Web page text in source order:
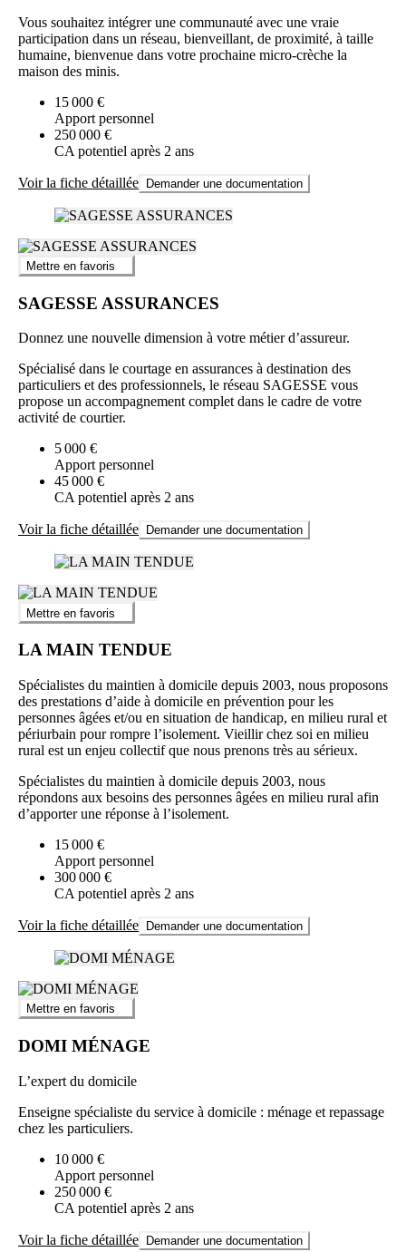
Vous souhaitez intégrer une communauté avec une vraie
participation dans un réseau, bienveillant, de proximité, à taille
humaine, bienvenue dans votre prochaine micro-crèche la
maison des minis.
15 000 €
Apport personnel
250 000 €
CA potentiel après 2 ans
Voir la fiche détaillée Demander une documentation
Mettre en favoris
SAGESSE ASSURANCES
Donnez une nouvelle dimension à votre métier d’assureur.
Spécialisé dans le courtage en assurances à destination des
particuliers et des professionnels, le réseau SAGESSE vous
propose un accompagnement complet dans le cadre de votre
activité de courtier.
5 000 €
Apport personnel
45 000 €
CA potentiel après 2 ans
Voir la fiche détaillée Demander une documentation
Mettre en favoris
LA MAIN TENDUE
Spécialistes du maintien à domicile depuis 2003, nous proposons
des prestations d’aide à domicile en prévention pour les
personnes âgées et/ou en situation de handicap, en milieu rural et
périurbain pour rompre l’isolement. Vieillir chez soi en milieu
rural est un enjeu collectif que nous prenons très au sérieux.
Spécialistes du maintien à domicile depuis 2003, nous
répondons aux besoins des personnes âgées en milieu rural afin
d’apporter une réponse à l’isolement.
15 000 €
Apport personnel
300 000 €
CA potentiel après 2 ans
Voir la fiche détaillée Demander une documentation
Mettre en favoris
DOMI MÉNAGE
L’expert du domicile
Enseigne spécialiste du service à domicile : ménage et repassage
chez les particuliers.
10 000 €
Apport personnel
250 000 €
CA potentiel après 2 ans
Voir la fiche détaillée Demander une documentation